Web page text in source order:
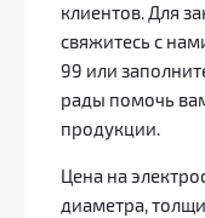
клиентов. Для
свяжитесь с
99 или
рады помочь
продукции.
Цена на
диаметра,